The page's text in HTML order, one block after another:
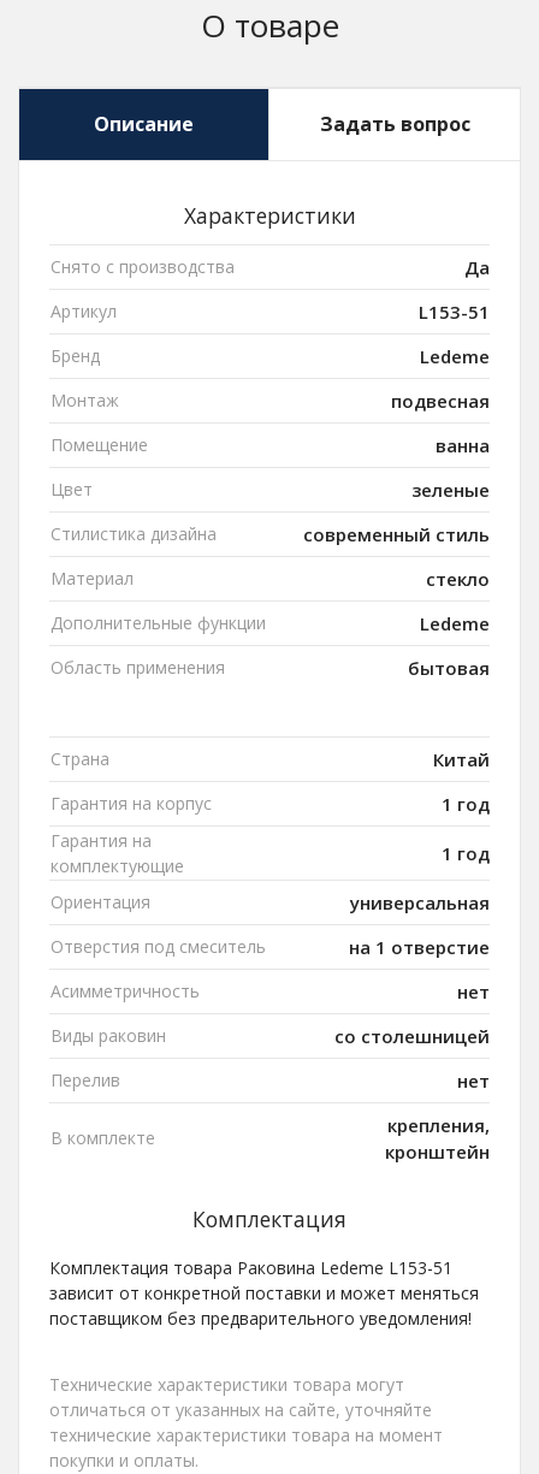
О товаре
Описание Задать вопрос
Характеристики
Снято с производства Да
Артикул L153-51
Бренд Ledeme
Монтаж подвесная
Помещение ванна
Цвет зеленые
Стилистика дизайна современный стиль
Материал стекло
Дополнительные функции Ledeme
Область применения бытовая
Страна Китай
Гарантия на корпус 1 год
Гарантия на
комплектующие
1 год
Ориентация универсальная
Отверстия под смеситель на 1 отверстие
Асимметричность нет
Виды раковин со столешницей
Перелив нет
В комплекте
крепления,
кронштейн
Комплектация
Комплектация товара Раковина Ledeme L153-51
зависит от конкретной поставки и может меняться
поставщиком без предварительного уведомления!
Технические характеристики товара могут
отличаться от указанных на сайте, уточняйте
технические характеристики товара на момент
покупки и оплаты.